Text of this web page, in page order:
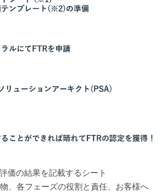
価の結果を記載するシート
、各フェーズの役割と責任、お客様へ